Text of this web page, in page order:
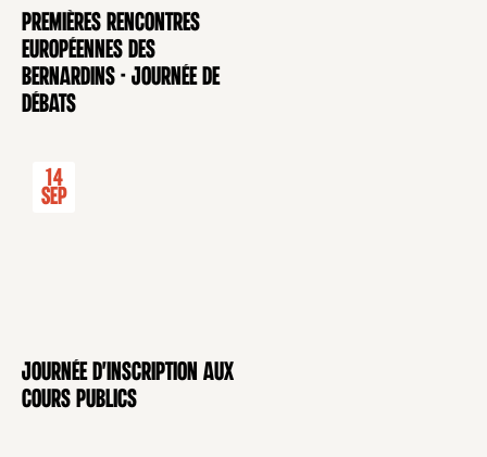
CONFÉRENCE
Premières rencontres
européennes des
Bernardins - Journée de
débats
CONFÉRENCE
14
Sep
Journée d'inscription aux
cours publics